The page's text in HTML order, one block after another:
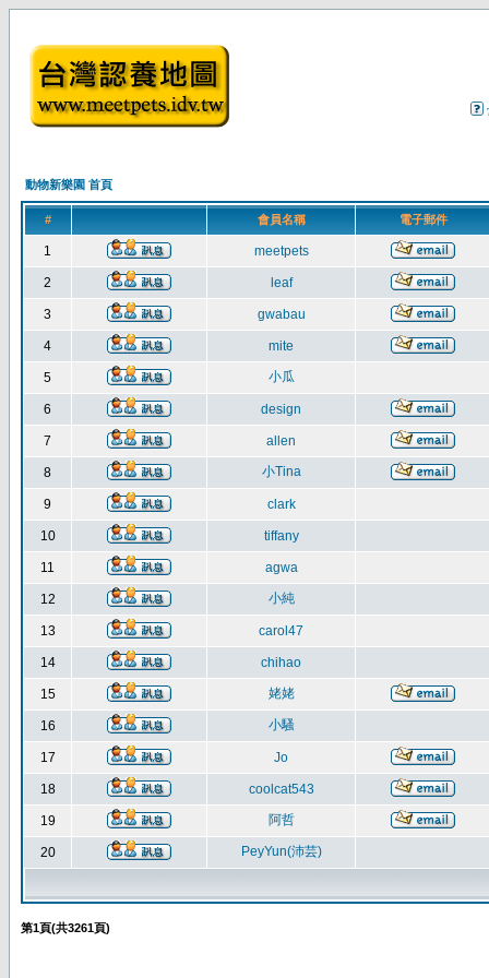
動物新樂園 首頁
# 會員名稱 電子郵件
1 meetpets
2 leaf
3 gwabau
4 mite
5 小瓜
6 design
7 allen
8 小Tina
9 clark
10 tiffany
11 agwa
12 小純
13 carol47
14 chihao
15 姥姥
16 小騷
17 Jo
18 coolcat543
19 阿哲
20 PeyYun(沛芸)
第1頁(共3261頁)